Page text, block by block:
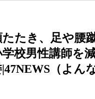
たたき、足や
学校男性講師を
（よん